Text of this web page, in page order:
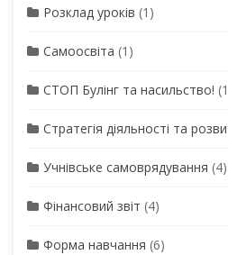
Розклад уроків (1)
Самоосвіта (1)
СТОП Булінг та насильство!
Стратегія діяльності та
Учнівське самоврядування (4)
Фінансовий звіт (4)
Форма навчання (6)